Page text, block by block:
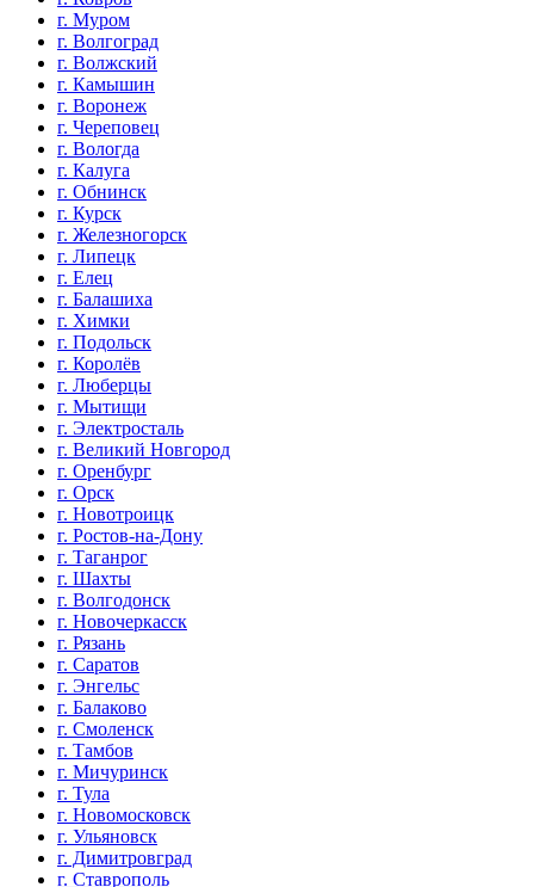
г. Муром
г. Волгоград
г. Волжский
г. Камышин
г. Воронеж
г. Череповец
г. Вологда
г. Калуга
г. Обнинск
г. Курск
г. Железногорск
г. Липецк
г. Елец
г. Балашиха
г. Химки
г. Подольск
г. Королёв
г. Люберцы
г. Мытищи
г. Электросталь
г. Великий Новгород
г. Оренбург
г. Орск
г. Новотроицк
г. Ростов-на-Дону
г. Таганрог
г. Шахты
г. Волгодонск
г. Новочеркасск
г. Рязань
г. Саратов
г. Энгельс
г. Балаково
г. Смоленск
г. Тамбов
г. Мичуринск
г. Тула
г. Новомосковск
г. Ульяновск
г. Димитровград
г. Ставрополь